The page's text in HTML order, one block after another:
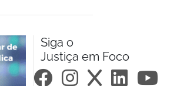
Siga o
Justiça em Foco